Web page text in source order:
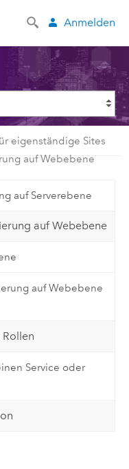
Anmelden
eigenständige Sites
auf Webebene
auf Serverebene
auf Webebene
auf Webebene
Service oder